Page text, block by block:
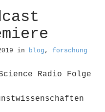
in blog , forschung
Radio Folge